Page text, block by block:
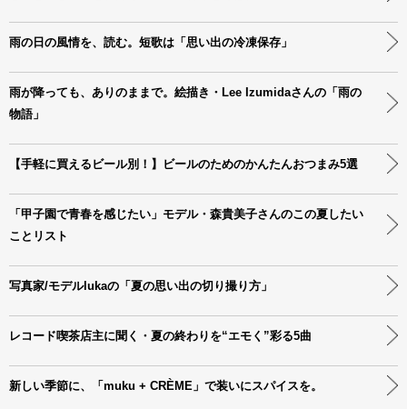
雨の日の風情を、読む。短歌は「思い出の冷凍保存」
雨が降っても、ありのままで。絵描き・Lee Izumidaさんの「雨の
物語」
【手軽に買えるビール別！】ビールのためのかんたんおつまみ5選
「甲子園で青春を感じたい」モデル・森貴美子さんのこの夏したい
ことリスト
写真家/モデルlukaの「夏の思い出の切り撮り方」
レコード喫茶店主に聞く・夏の終わりを“エモく”彩る5曲
新しい季節に、「muku + CRÈME」で装いにスパイスを。